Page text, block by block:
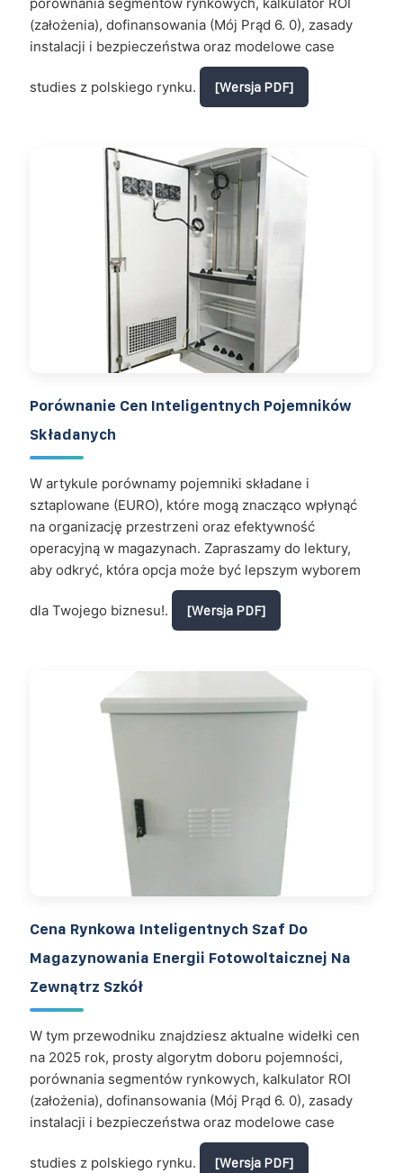
(założenia), dofinansowania (Mój Prąd 6. 0), zasady
instalacji i bezpieczeństwa oraz modelowe case
studies z polskiego rynku. [Wersja PDF]
Porównanie Cen Inteligentnych Pojemników
Składanych
W artykule porównamy pojemniki składane i
sztaplowane (EURO), które mogą znacząco wpłynąć
na organizację przestrzeni oraz efektywność
operacyjną w magazynach. Zapraszamy do lektury,
aby odkryć, która opcja może być lepszym wyborem
dla Twojego biznesu!. [Wersja PDF]
Cena Rynkowa Inteligentnych Szaf Do
Magazynowania Energii Fotowoltaicznej Na
Zewnątrz Szkół
W tym przewodniku znajdziesz aktualne widełki cen
na 2025 rok, prosty algorytm doboru pojemności,
porównania segmentów rynkowych, kalkulator ROI
(założenia), dofinansowania (Mój Prąd 6. 0), zasady
instalacji i bezpieczeństwa oraz modelowe case
studies z polskiego rynku. [Wersja PDF]